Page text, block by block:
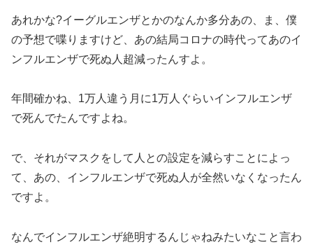
あれかな?イーグルエンザとかのなんか多分あの、ま、僕
の予想で喋りますけど、あの結局コロナの時代ってあのイ
ンフルエンザで死ぬ人超減ったんすよ。
年間確かね、1万人違う月に1万人ぐらいインフルエンザ
で死んでたんですよね。
で、それがマスクをして人との設定を減らすことによっ
て、あの、インフルエンザで死ぬ人が全然いなくなったん
ですよ。
なんでインフルエンザ絶明するんじゃねみたいなこと言わ